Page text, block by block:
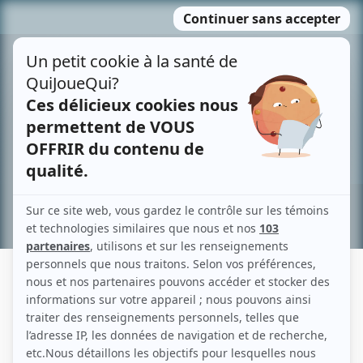
MENU
contenu
Recherche avancée »
CHRISTIAN TESSIER
Liens
Fiche de Christian Tessier sur Showbizz.net